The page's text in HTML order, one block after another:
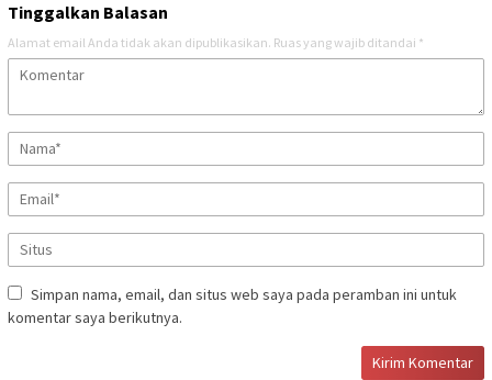
Tinggalkan Balasan
Alamat email Anda tidak akan dipublikasikan. Ruas yang wajib ditandai *
Simpan nama, email, dan situs web saya pada peramban ini untuk
komentar saya berikutnya.